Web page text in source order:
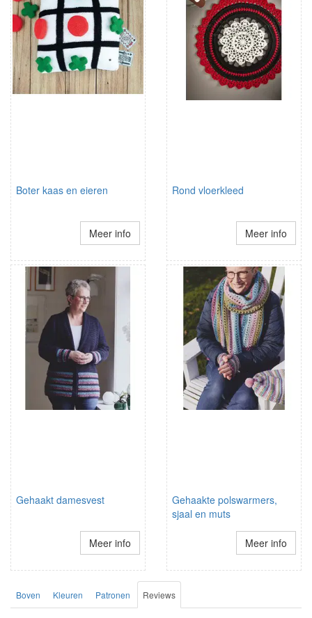
Boter kaas en eieren
Meer info
Rond vloerkleed
Meer info
Gehaakt damesvest
Meer info
Gehaakte polswarmers,
sjaal en muts
Meer info
Boven Kleuren Patronen Reviews